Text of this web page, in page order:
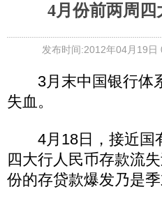
4月份前两周
发布时间:2012年04月19日
3月末中国银行体系
失血。
4月18日，接近国
四大行人民币存款流
份的存贷款爆发乃是